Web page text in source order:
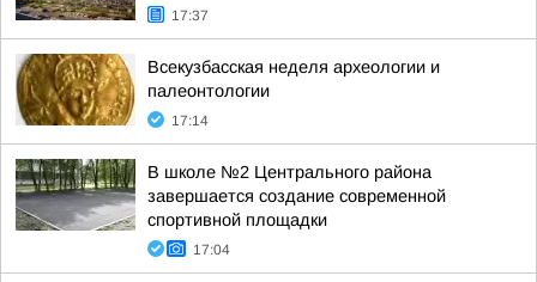
17:37
Всекузбасская неделя археологии и
палеонтологии
17:14
В школе №2 Центрального района
завершается создание современной
спортивной площадки
17:04